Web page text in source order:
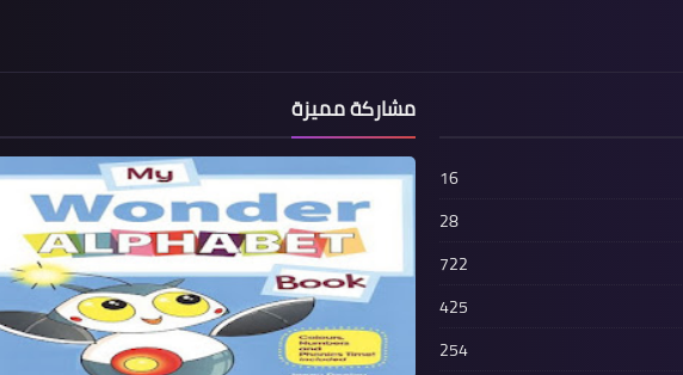
16
28
722
425
254
مشاركة مميزة